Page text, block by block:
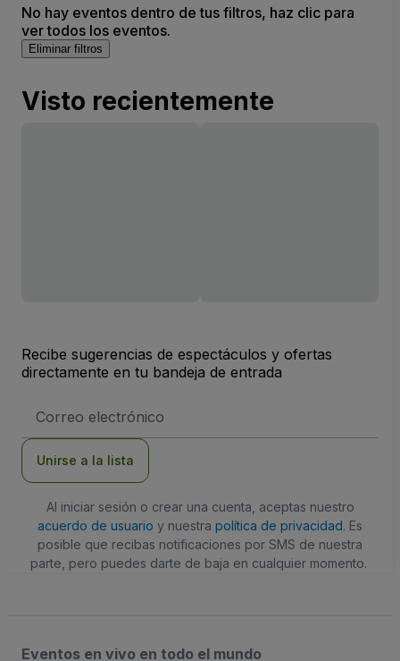
No hay eventos dentro de tus filtros, haz clic para
ver todos los eventos.
Eliminar filtros
Visto recientemente
Recibe sugerencias de espectáculos y ofertas
directamente en tu bandeja de entrada
de
Unirse a la lista
Al iniciar sesión o crear una cuenta, aceptas nuestro
acuerdo de usuario y nuestra política de privacidad. Es
posible que recibas notificaciones por SMS de nuestra
parte, pero puedes darte de baja en cualquier momento.
Eventos en vivo en todo el mundo